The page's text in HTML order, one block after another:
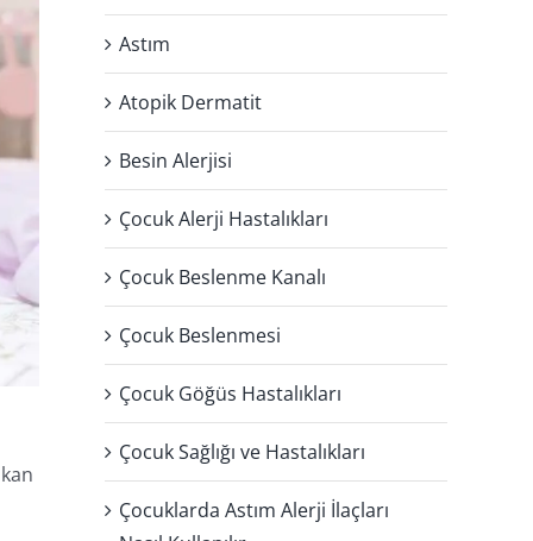
Astım
Atopik Dermatit
Besin Alerjisi
Çocuk Alerji Hastalıkları
Çocuk Beslenme Kanalı
Çocuk Beslenmesi
Çocuk Göğüs Hastalıkları
Çocuk Sağlığı ve Hastalıkları
Çocuklarda Astım Alerji İlaçları